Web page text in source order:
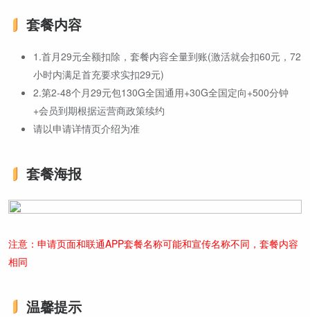
套餐内容
1.首月29元全额扣除，套餐内容全量到账(激活就会扣60元，72
小时内满足首充要求实扣29元)
2.第2-48个月29元包130G全国通用+30G全国定向+500分钟
+会员到期根据运营商政策续约
请以申请详情页介绍为准
套餐海报
注意：申请页面和联通APP套餐名称可能和宣传名称不同，套餐内容
相同
温馨提示